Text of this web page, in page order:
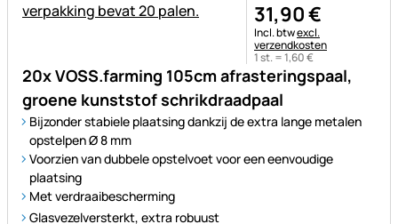
20x VOSS.farming 105cm afrasteringspaal,
groene kunststof schrikdraadpaal
Bijzonder stabiele plaatsing dankzij de extra lange metalen
opstelpen Ø 8 mm
Voorzien van dubbele opstelvoet voor een eenvoudige
plaatsing
Met verdraaibescherming
Glasvezelversterkt, extra robuust
31,90€
Belastinginformatie:
Incl. btwexcl.
verzendkosten
1 st. =1,60€